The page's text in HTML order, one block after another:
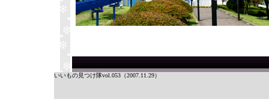
いいもの見つけ隊vol.053（2007.11.29）